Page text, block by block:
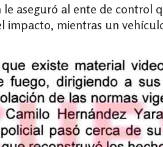
aseguró al ente de control
impacto, mientras un